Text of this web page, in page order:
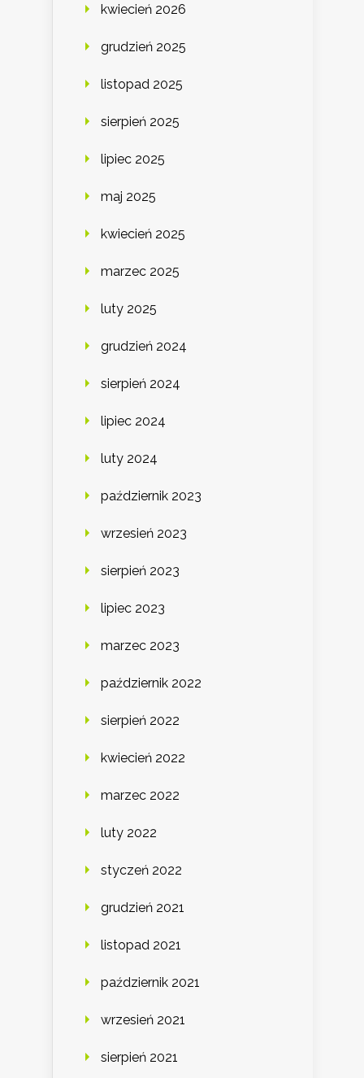
kwiecień 2026
grudzień 2025
listopad 2025
sierpień 2025
lipiec 2025
maj 2025
kwiecień 2025
marzec 2025
luty 2025
grudzień 2024
sierpień 2024
lipiec 2024
luty 2024
październik 2023
wrzesień 2023
sierpień 2023
lipiec 2023
marzec 2023
październik 2022
sierpień 2022
kwiecień 2022
marzec 2022
luty 2022
styczeń 2022
grudzień 2021
listopad 2021
październik 2021
wrzesień 2021
sierpień 2021